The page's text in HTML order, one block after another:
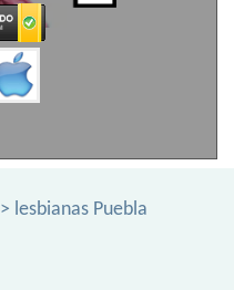
> lesbianas Puebla